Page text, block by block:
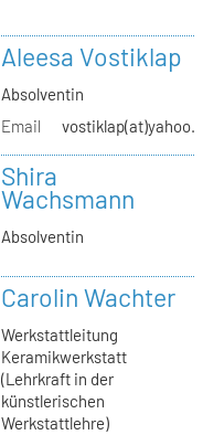
Aleesa Vostiklap
Absolventin
Email
Shira
Wachsmann
Absolventin
Carolin Wachter
Werkstattleitung
Keramikwerkstatt
(Lehrkraft in der
künstlerischen
Werkstattlehre)